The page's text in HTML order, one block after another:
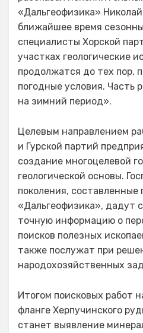
«Дальгеофизика»
ближайшее время
специалисты Хорской
участках геологические
продолжатся до тех пор,
погодные условия. Часть
на зимний период».
Целевым направлением
и Гурской партий
создание многоцелевой
геологической основы.
поколения, составленные
«Дальгеофизика», дадут
точную информацию о
поисков полезных
также послужат при
народохозяйственных
Итогом поисковых работ
фланге Херпучинского
станет выявление